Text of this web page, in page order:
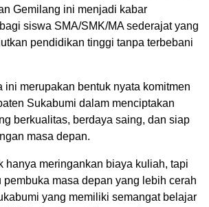
Gemilang ini menjadi kabar
siswa SMA/SMK/MA sederajat yang
pendidikan tinggi tanpa terbebani
ini merupakan bentuk nyata komitmen
Sukabumi dalam menciptakan
berkualitas, berdaya saing, dan siap
masa depan.
hanya meringankan biaya kuliah, tapi
pembuka masa depan yang lebih cerah
yang memiliki semangat belajar